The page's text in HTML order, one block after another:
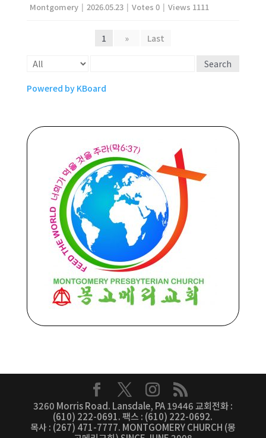
Montgomery | 2026.05.23 | Votes 0 | Views 1111
1 » Last
Search
Powered by KBoard
3260 Morris Road. Lansdale, PA 19446 교회전화 :
(610) 222-0691. 팩스 : (610) 222-0692.
목사 : (267) 471-7777. MONTGOMERY CHURCH (몽